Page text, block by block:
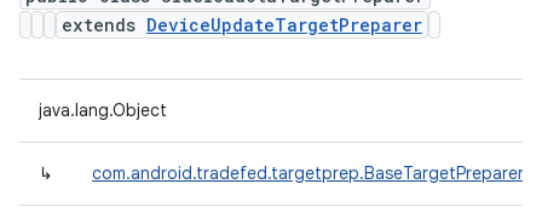
extends DeviceUpdateTargetPreparer
java.lang.Object
↳ com.android.tradefed.targetprep.BaseTargetPreparer